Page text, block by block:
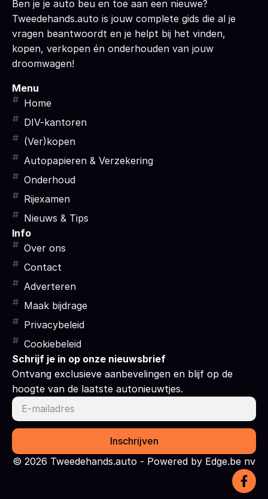
Ben je je auto beu en toe aan een nieuwe?
Tweedehands.auto is jouw complete gids die al je
vragen beantwoordt en je helpt bij het vinden,
kopen, verkopen én onderhouden van jouw
droomwagen!
Menu
Home
DIV-kantoren
(Ver)kopen
Autopapieren & Verzekering
Onderhoud
Rijexamen
Nieuws & Tips
Info
Over ons
Contact
Adverteren
Maak bijdrage
Privacybeleid
Cookiebeleid
Schrijf je in op onze nieuwsbrief
Ontvang exclusieve aanbevelingen en blijf op de
hoogte van de laatste autonieuwtjes.
Inschrijven
© 2026 Tweedehands.auto - Powered by Edge.be nv